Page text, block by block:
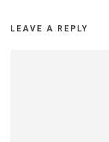
LEAVE A REPLY